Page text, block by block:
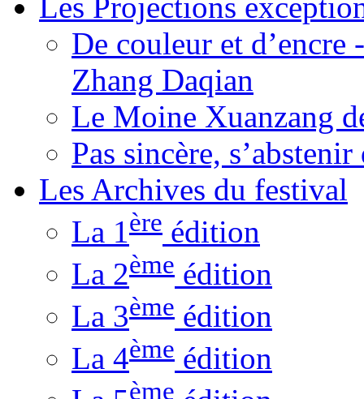
De couleur et
Zhang Daqian
Le Moine Xuanzang
Pas sincère,
Les Archives du festival
La 1 ère édition
La 2ème édition
La 3ème édition
La 4ème édition
ème